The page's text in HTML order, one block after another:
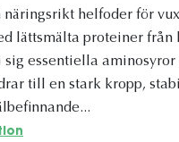
näringsrikt helfoder för
lättsmälta proteiner från
sig essentiella aminosyror
till en stark kropp,